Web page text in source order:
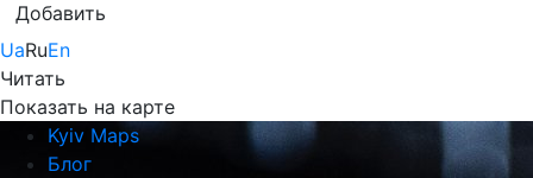
Добавить
UaRuEn
Читать
Показать на карте
Kyiv Maps
Блог